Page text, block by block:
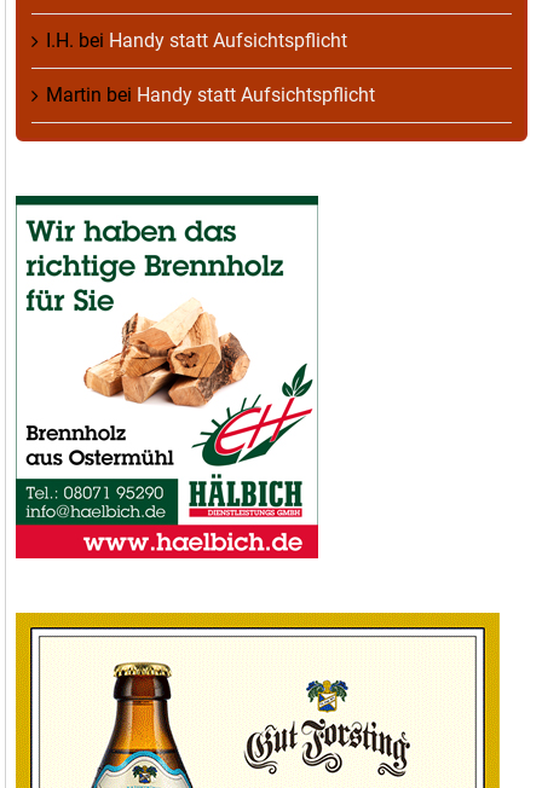
I.H. bei Handy statt Aufsichtspflicht
Martin bei Handy statt Aufsichtspflicht